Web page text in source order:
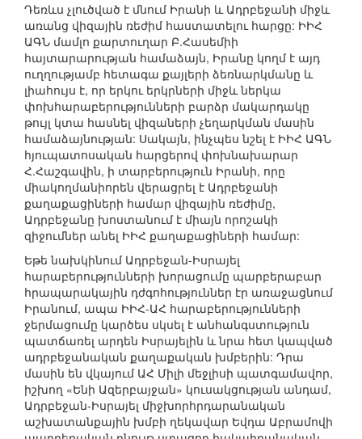
Դեռևս չլուծված է մնում Իրանի և Ադրբեջանի միջև
առանց վիզային ռեժիմ հաստատելու հարցը: ԻԻՀ
ԱԳՆ մամլո քարտուղար Բ.Հասեմիի
հայտարարության համաձայն, Իրանը կողմ է այդ
ուղղությամբ հետագա քայլերի ձեռնարկմանը և
լիահույս է, որ երկու երկրների միջև ներկա
փոխհարաբերությունների բարձր մակարդակը
թույլ կտա հասնել վիզաների չեղարկման մասին
համաձայնության: Սակայն, ինչպես նշել է ԻԻՀ ԱԳՆ
հյուպատոսական հարցերով փոխնախարար
Հ.Հաշգավին, ի տարբերություն Իրանի, որը
միակողմանիորեն վերացրել է Ադրբեջանի
քաղաքացիների համար վիզային ռեժիմը,
Ադրբեջանը խոստանում է միայն որոշակի
զիջումներ անել ԻԻՀ քաղաքացիների համար:
Եթե նախկինում Ադրբեջան-Իսրայել
հարաբերությունների խորացումը պարբերաբար
հրապարակային դժգոհություններ էր առաջացնում
Իրանում, ապա ԻԻՀ-ԱՀ հարաբերությունների
ջերմացումը կարծես սկսել է անհանգստություն
պատճառել արդեն Իսրայելին և նրա հետ կապված
ադրբեջանական քաղաքական խմբերին: Դրա
մասին են վկայում ԱՀ Միլի մեջլիսի պատգամավոր,
իշխող «Ենի Ազերբայջան» կուսակցության անդամ,
Ադրբեջան-Իսրայել միջխորհրդարանական
աշխատանքային խմբի ղեկավար Եվդա Աբրամովի